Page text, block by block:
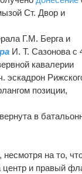
Ст. Двор и
Г.М. Берга и
И. Т. Сазонова с
кавалерии
эскадрон
позиции,
в
на то,
центр и правый